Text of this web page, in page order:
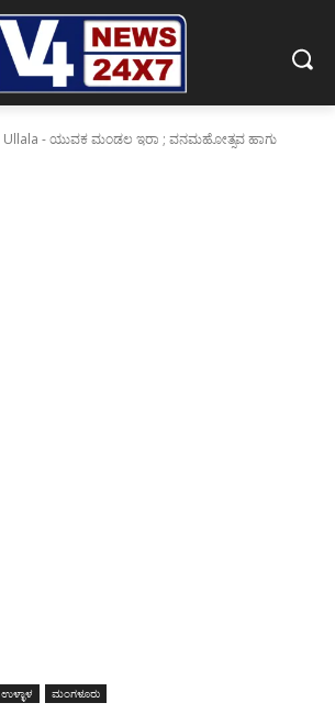
Ullala - ಯುವಕ ಮಂಡಲ ಇರಾ ; ವನಮಹೋತ್ಸವ ಹಾಗು
ಉಳ್ಳಾಳ ಮಂಗಳೂರು